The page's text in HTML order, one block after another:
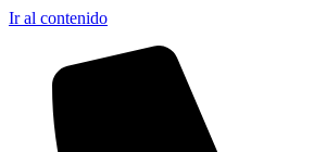
Ir al contenido